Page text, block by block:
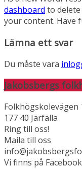
dashboard to
your content. Have
Lämna ett svar
Du måste vara
Jakobsbergs
Folkhögskolevägen
177 40 Järfälla
Ring till oss!
Maila till oss
Vi finns på